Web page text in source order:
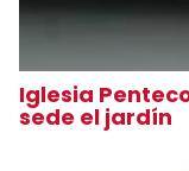
Iglesia
sede el jardín